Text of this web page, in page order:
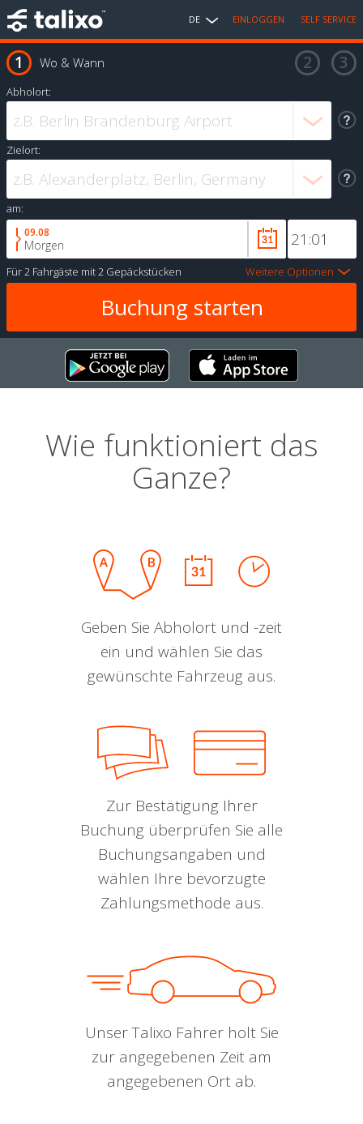
DE EINLOGGEN SELF SERVICE
Wo & Wann
Abholort:
Zielort:
am:
09.08
Morgen
Für2 Fahrgäste mit2 Gepäckstücken Weitere Optionen
Wie funktioniert das
Ganze?
Geben Sie Abholort und -zeit
ein und wählen Sie das
gewünschte Fahrzeug aus.
Zur Bestätigung Ihrer
Buchung überprüfen Sie alle
Buchungsangaben und
wählen Ihre bevorzugte
Zahlungsmethode aus.
Unser Talixo Fahrer holt Sie
zur angegebenen Zeit am
angegebenen Ort ab.